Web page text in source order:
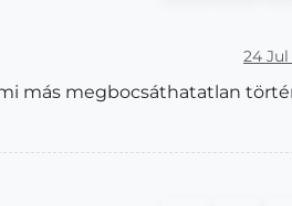
24 Jul
más megbocsáthatatlan